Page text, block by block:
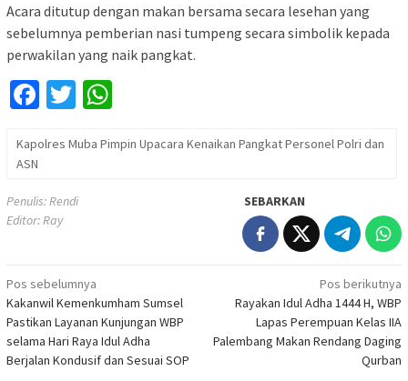
Acara ditutup dengan makan bersama secara lesehan yang
sebelumnya pemberian nasi tumpeng secara simbolik kepada
perwakilan yang naik pangkat.
Facebook
Twitter
Kapolres Muba Pimpin Upacara Kenaikan Pangkat Personel Polri dan
ASN
Penulis: Rendi
Editor: Ray
SEBARKAN
Navigasi
pos
Pos sebelumnya
Kakanwil Kemenkumham Sumsel
Pastikan Layanan Kunjungan WBP
selama Hari Raya Idul Adha
Berjalan Kondusif dan Sesuai SOP
Pos berikutnya
Rayakan Idul Adha 1444 H, WBP
Lapas Perempuan Kelas IIA
Palembang Makan Rendang Daging
Qurban